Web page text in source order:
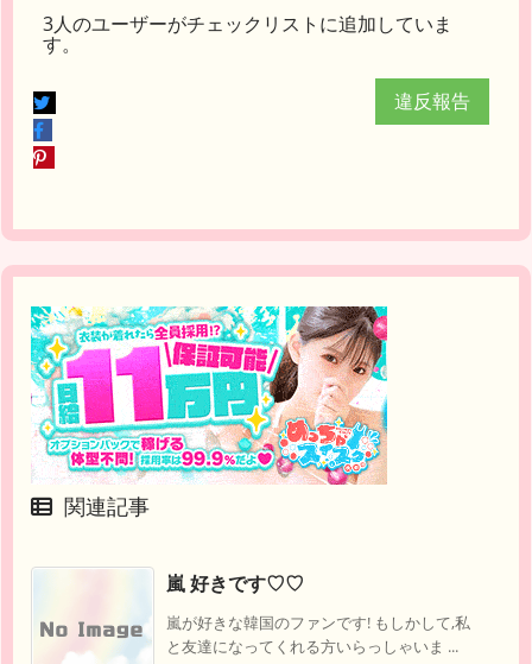
3人のユーザーがチェックリストに追加していま
す。
違反報告
関連記事
嵐 好きです♡♡
嵐が好きな韓国のファンです! もしかして,私
と友達になってくれる方いらっしゃいま ...